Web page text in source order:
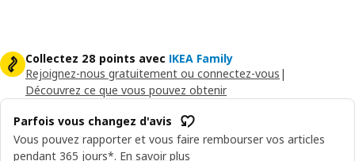
Collectez 28 points avec IKEA Family
Rejoignez-nous gratuitement ou connectez-vous |
Découvrez ce que vous pouvez obtenir
Parfois vous changez d'avis
Vous pouvez rapporter et vous faire rembourser vos articles
pendant 365 jours*. En savoir plus